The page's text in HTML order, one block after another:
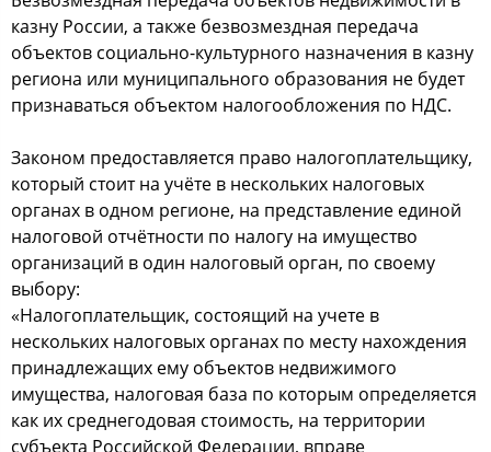
казну России, а также безвозмездная передача
объектов социально-культурного назначения в казну
региона или муниципального образования не будет
признаваться объектом налогообложения по НДС.
Законом предоставляется право налогоплательщику,
который стоит на учёте в нескольких налоговых
органах в одном регионе, на представление единой
налоговой отчётности по налогу на имущество
организаций в один налоговый орган, по своему
выбору:
«Налогоплательщик, состоящий на учете в
нескольких налоговых органах по месту нахождения
принадлежащих ему объектов недвижимого
имущества, налоговая база по которым определяется
как их среднегодовая стоимость, на территории
субъекта Российской Федерации, вправе